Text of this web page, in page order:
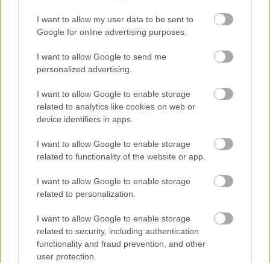
I want to allow my user data to be sent to
Google for online advertising purposes.
I want to allow Google to send me
personalized advertising.
I want to allow Google to enable storage
related to analytics like cookies on web or
device identifiers in apps.
I want to allow Google to enable storage
related to functionality of the website or app.
I want to allow Google to enable storage
related to personalization.
I want to allow Google to enable storage
related to security, including authentication
functionality and fraud prevention, and other
user protection.
déjá vu39
8 éve
@histar007
: "hol is voltak a holland békefenntartók a
szrebrenyicai mészárlás idején? "
Akkor ilyen alapon az Újvidéki mészárlást ("Hideg
napok" ) is fel lehetne hánytorgatni
Magyarországnak.
déjá vu39
@Nzoltan: "de a hollandok bizony bocsánatot
kértek." Nem egészen.
Fermentátor
8 éve